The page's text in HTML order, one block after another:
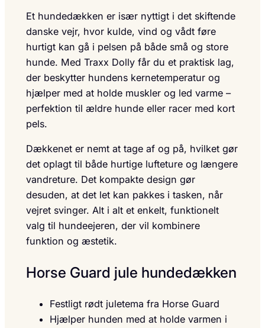
Et hundedækken er især nyttigt i det skiftende
danske vejr, hvor kulde, vind og vådt føre
hurtigt kan gå i pelsen på både små og store
hunde. Med Traxx Dolly får du et praktisk lag,
der beskytter hundens kernetemperatur og
hjælper med at holde muskler og led varme –
perfektion til ældre hunde eller racer med kort
pels.
Dækkenet er nemt at tage af og på, hvilket gør
det oplagt til både hurtige lufteture og længere
vandreture. Det kompakte design gør
desuden, at det let kan pakkes i tasken, når
vejret svinger. Alt i alt et enkelt, funktionelt
valg til hundeejeren, der vil kombinere
funktion og æstetik.
Horse Guard jule hundedækken
Festligt rødt juletema fra Horse Guard
Hjælper hunden med at holde varmen i